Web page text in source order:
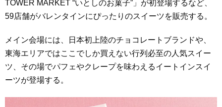
TOWER MARKET “いとしのお菓子”」が初登場するなど、
59店舗がバレンタインにぴったりのスイーツを販売する。
メイン会場には、日本初上陸のチョコレートブランドや、
東海エリアではここでしか買えない行列必至の人気スイー
ツ、その場でパフェやクレープを味わえるイートインスイ
ーツが登場する。